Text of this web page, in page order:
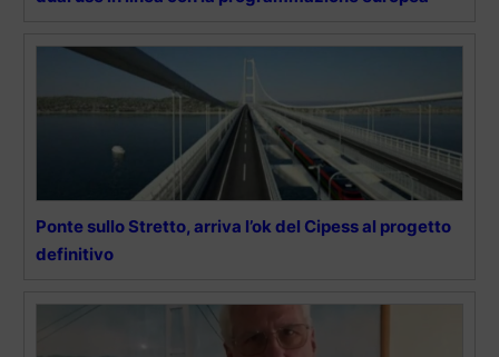
Ponte sullo Stretto, arriva l’ok del Cipess al progetto
definitivo